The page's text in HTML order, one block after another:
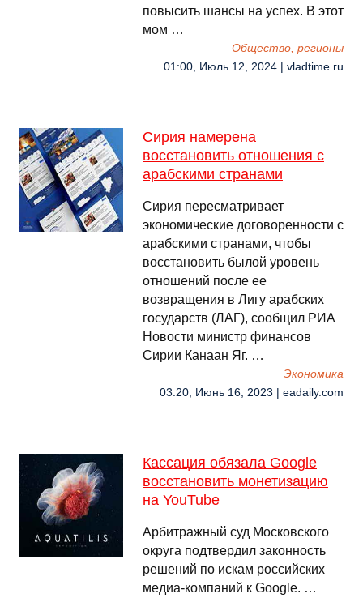
повысить шансы на успех. В этот
мом …
Общество, регионы
01:00, Июль 12, 2024 | vladtime.ru
Сирия намерена
восстановить отношения с
арабскими странами
Сирия пересматривает
экономические договоренности с
арабскими странами, чтобы
восстановить былой уровень
отношений после ее
возвращения в Лигу арабских
государств (ЛАГ), сообщил РИА
Новости министр финансов
Сирии Канаан Яг. …
Экономика
03:20, Июнь 16, 2023 | eadaily.com
Кассация обязала Google
восстановить монетизацию
на YouTube
Арбитражный суд Московского
округа подтвердил законность
решений по искам российских
медиа-компаний к Google. …